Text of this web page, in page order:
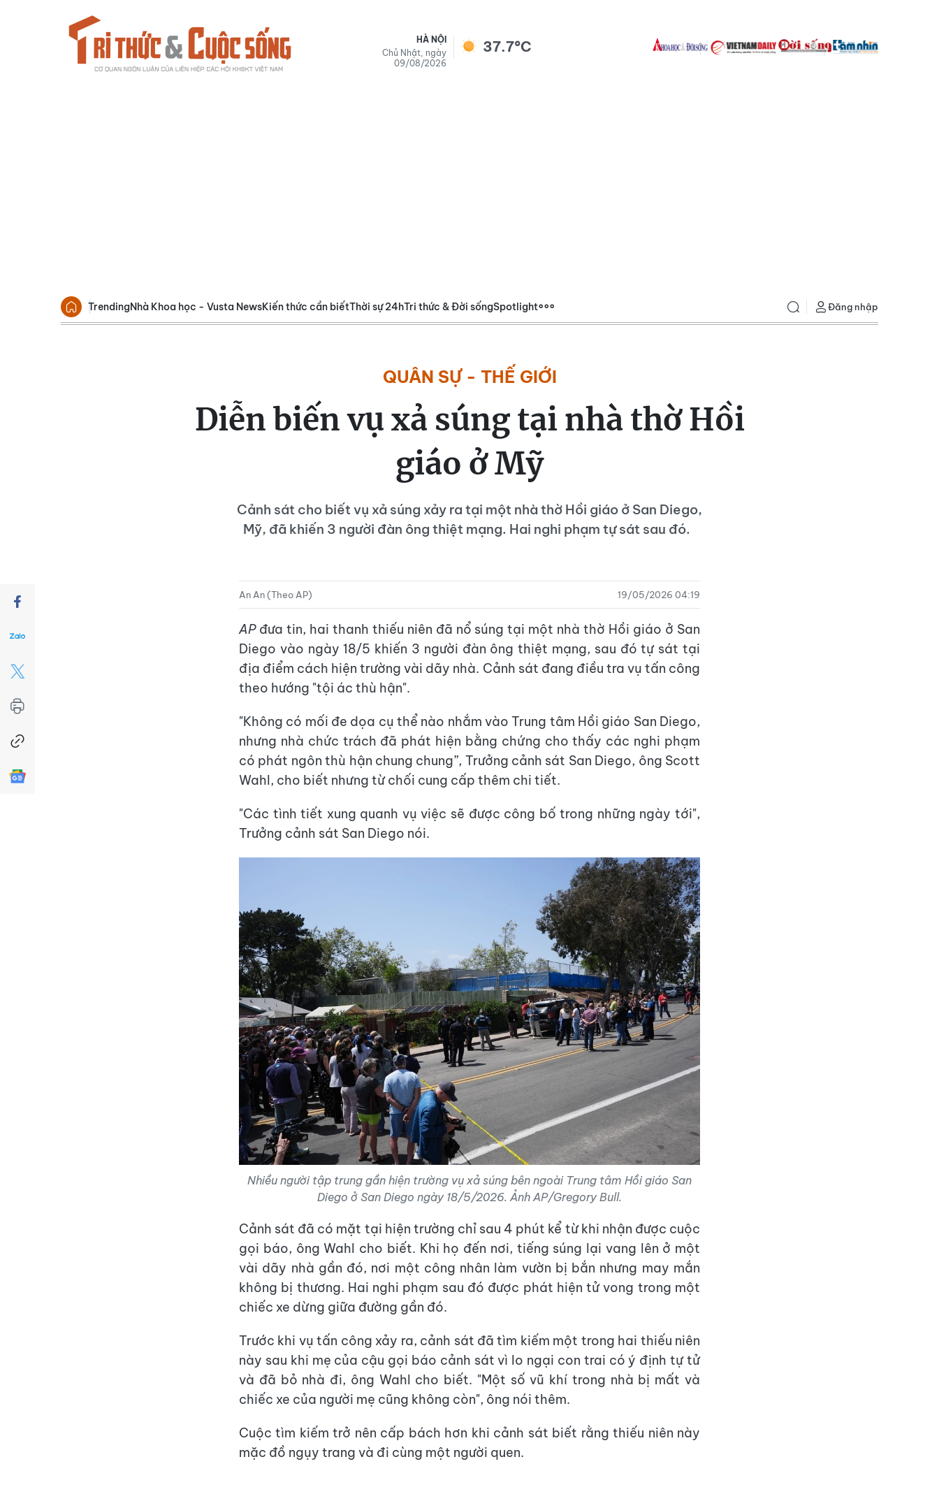
HÀ NỘI
Chủ Nhật, ngày
09/08/2026
37.7°C
TrendingNhà Khoa học - Vusta NewsKiến thức cần biếtThời sự 24hTri thức & Đời sốngSpotlight Đăng nhập
QUÂN SỰ - THẾ GIỚI
Diễn biến vụ xả súng tại nhà thờ Hồi
giáo ở Mỹ
Cảnh sát cho biết vụ xả súng xảy ra tại một nhà thờ Hồi giáo ở San Diego,
Mỹ, đã khiến 3 người đàn ông thiệt mạng. Hai nghi phạm tự sát sau đó.
An An (Theo AP) 19/05/2026 04:19
APđưa tin, hai thanh thiếu niên đã nổ súng tại một nhà thờ Hồi giáo ở San
Diego vào ngày 18/5 khiến 3 người đàn ông thiệt mạng, sau đó tự sát tại
địa điểm cách hiện trường vài dãy nhà. Cảnh sát đang điều tra vụ tấn công
theo hướng "tội ác thù hận".
"Không có mối đe dọa cụ thể nào nhắm vào Trung tâm Hồi giáo San Diego,
nhưng nhà chức trách đã phát hiện bằng chứng cho thấy các nghi phạm
có phát ngôn thù hận chung chung”, Trưởng cảnh sát San Diego, ông Scott
Wahl, cho biết nhưng từ chối cung cấp thêm chi tiết.
"Các tình tiết xung quanh vụ việc sẽ được công bố trong những ngày tới",
Trưởng cảnh sát San Diego nói.
Nhiều người tập trung gần hiện trường vụ xả súng bên ngoài Trung tâm Hồi giáo San
Diego ở San Diego ngày 18/5/2026. Ảnh AP/Gregory Bull.
Cảnh sát đã có mặt tại hiện trường chỉ sau 4 phút kể từ khi nhận được cuộc
gọi báo, ông Wahl cho biết. Khi họ đến nơi, tiếng súng lại vang lên ở một
vài dãy nhà gần đó, nơi một công nhân làm vườn bị bắn nhưng may mắn
không bị thương. Hai nghi phạm sau đó được phát hiện tử vong trong một
chiếc xe dừng giữa đường gần đó.
Trước khi vụ tấn công xảy ra, cảnh sát đã tìm kiếm một trong hai thiếu niên
này sau khi mẹ của cậu gọi báo cảnh sát vì lo ngại con trai có ý định tự tử
và đã bỏ nhà đi, ông Wahl cho biết. "Một số vũ khí trong nhà bị mất và
chiếc xe của người mẹ cũng không còn", ông nói thêm.
Cuộc tìm kiếm trở nên cấp bách hơn khi cảnh sát biết rằng thiếu niên này
mặc đồ ngụy trang và đi cùng một người quen.